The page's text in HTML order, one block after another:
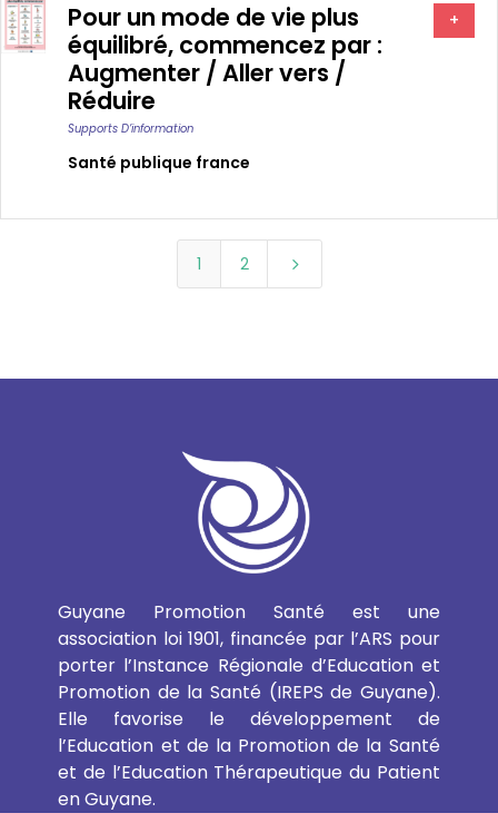
Pour un mode de vie plus
équilibré, commencez par :
Augmenter / Aller vers /
Réduire
Supports D’information
Santé publique france
+
1 2 5
Guyane Promotion Santé est une
association loi 1901, financée par l’ARS pour
porter l’Instance Régionale d’Education et
Promotion de la Santé (IREPS de Guyane).
Elle favorise le développement de
l’Education et de la Promotion de la Santé
et de l’Education Thérapeutique du Patient
en Guyane.